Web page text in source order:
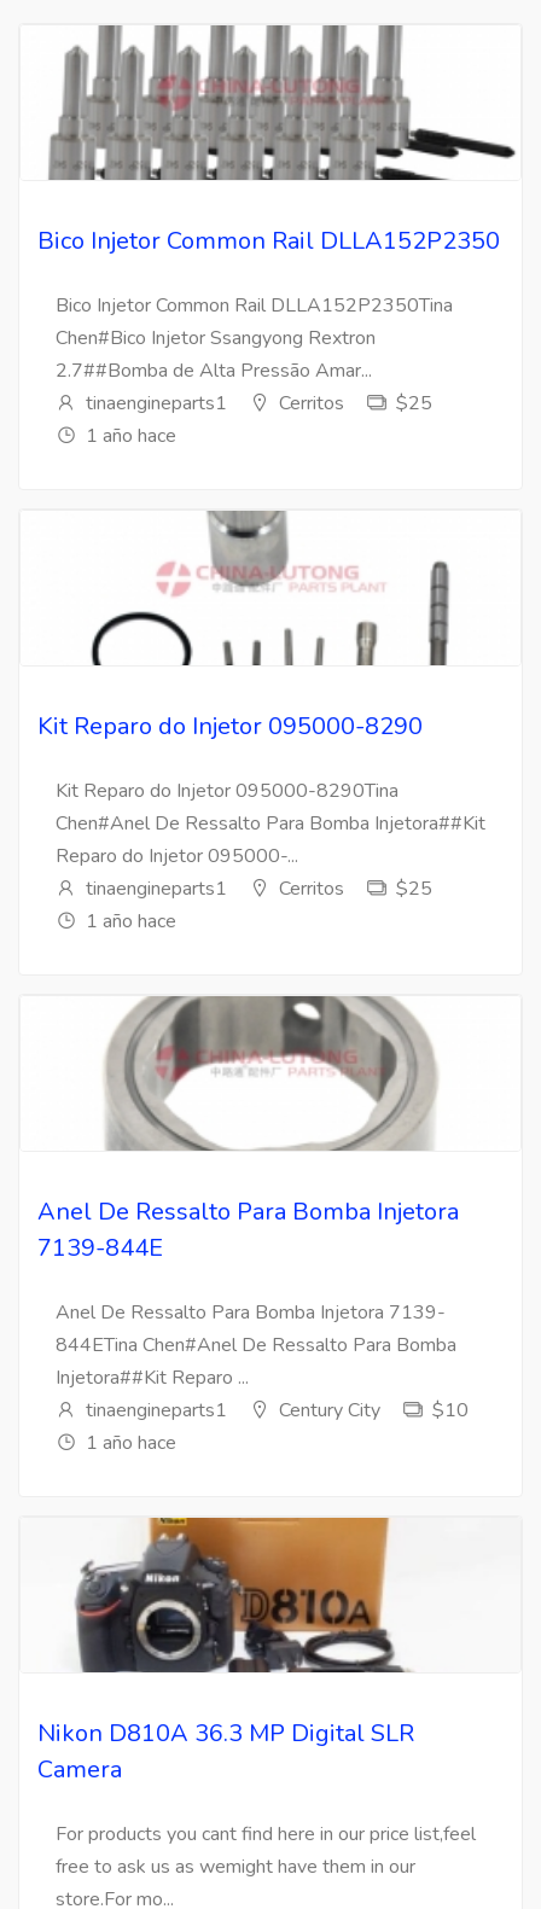
Bico Injetor Common Rail DLLA152P2350
Bico Injetor Common Rail DLLA152P2350Tina
Chen#Bico Injetor Ssangyong Rextron
2.7##Bomba de Alta Pressão Amar...
tinaengineparts1
Cerritos
$25
1 año hace
Kit Reparo do Injetor 095000-8290
Kit Reparo do Injetor 095000-8290Tina
Chen#Anel De Ressalto Para Bomba Injetora##Kit
Reparo do Injetor 095000-...
tinaengineparts1
Cerritos
$25
1 año hace
Anel De Ressalto Para Bomba Injetora
7139-844E
Anel De Ressalto Para Bomba Injetora 7139-
844ETina Chen#Anel De Ressalto Para Bomba
Injetora##Kit Reparo ...
tinaengineparts1
Century City
$10
1 año hace
Nikon D810A 36.3 MP Digital SLR
Camera
For products you cant find here in our price list,feel
free to ask us as wemight have them in our
store.For mo...